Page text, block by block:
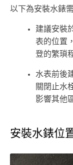
以下為安裝水錶
建議安裝
表的位置
登的繁瑣
水表前後
關閉止水
影響其他
安裝水錶位